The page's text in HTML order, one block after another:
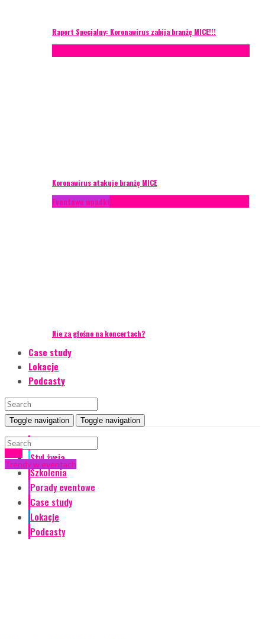
Raport Specjalny: Koronawirus zabija branżę MICE!!!
Koronawirus atakuje branżę MICE
Eventowe wpadki
Nie za głośno na koncertach?
Case study
Lokacje
Podcasty
Toggle navigation Toggle navigation
Event Talks
Styl życia
Szkolenia
Porady eventowe
Case study
Lokacje
Podcasty
Trendy w eventach